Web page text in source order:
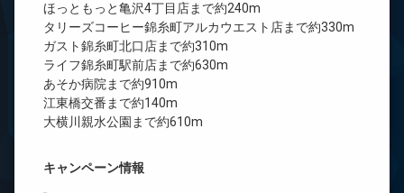
ほっともっと亀沢4丁目店まで約240m
タリーズコーヒー錦糸町アルカウエスト店まで約330m
ガスト錦糸町北口店まで約310m
ライフ錦糸町駅前店まで約630m
あそか病院まで約910m
江東橋交番まで約140m
大横川親水公園まで約610m
キャンペーン情報